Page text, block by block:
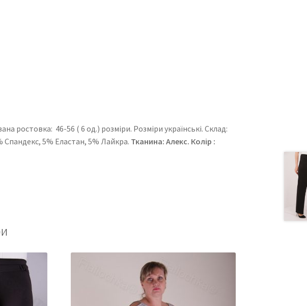
ростовка: 46-56 ( 6 од.) розміри. Розміри українські. Cклад:
Спандекс, 5% Еластан, 5% Лайкра. Тканина: Алекс. Колір :